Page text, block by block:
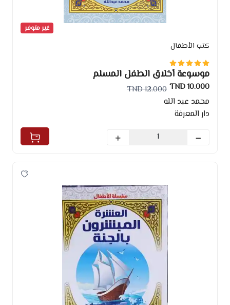
غير متوفر
كتب الأطفال
موسوعة أخلاق الطفل المسلم
10.000 TND
12.000 TND
محمد عبد الله
دار المعرفة